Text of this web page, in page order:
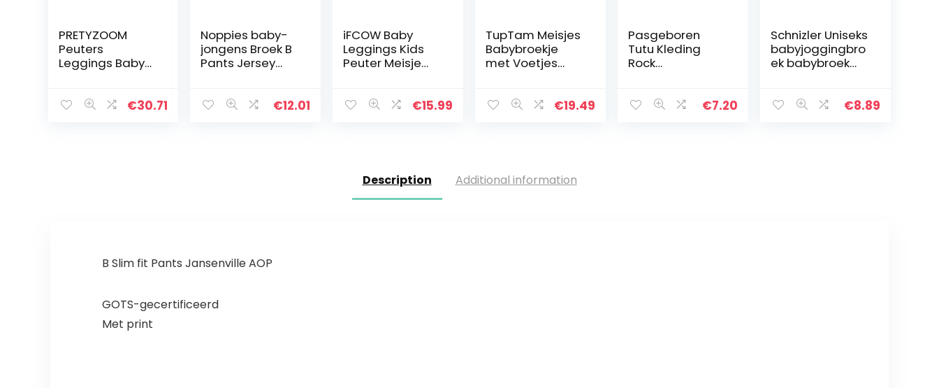
PRETYZOOM
Peuters
Leggings Baby
Legging Vos€30.71
Noppies baby-
jongens Broek B
Pants Jersey
€12.01
iFCOW Baby
Leggings Kids
Peuter Meisje
Lange Broek€15.99
TupTam Meisjes
Babybroekje
met Voetjes
€19.49
Pasgeboren
Tutu Kleding
Rock
Outfit Rood
€7.20
Schnizler Uniseks
babyjoggingbro
ek babybroek
buikomslag,
€8.89
Description Additional information
B Slim fit Pants Jansenville AOP
GOTS-gecertificeerd
Met print